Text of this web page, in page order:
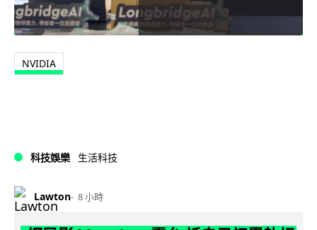
NVIDIA
科技娛樂 生活科技
Lawton 8 小時